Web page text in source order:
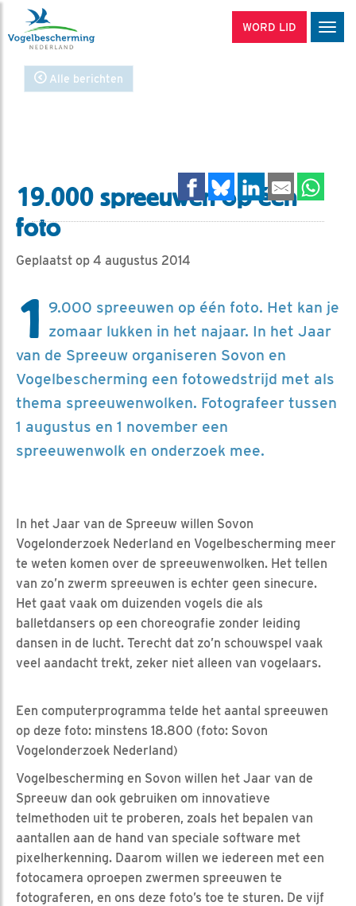
WORD LID
Alle berichten
19.000 spreeuwen op één
foto
Geplaatst op 4 augustus 2014
1 9.000 spreeuwen op één foto. Het kan je
zomaar lukken in het najaar. In het Jaar
van de Spreeuw organiseren Sovon en
Vogelbescherming een fotowedstrijd met als
thema spreeuwenwolken. Fotografeer tussen
1 augustus en 1 november een
spreeuwenwolk en onderzoek mee.
In het Jaar van de Spreeuw willen Sovon
Vogelonderzoek Nederland en Vogelbescherming meer
te weten komen over de spreeuwenwolken. Het tellen
van zo’n zwerm spreeuwen is echter geen sinecure.
Het gaat vaak om duizenden vogels die als
balletdansers op een choreografie zonder leiding
dansen in de lucht. Terecht dat zo’n schouwspel vaak
veel aandacht trekt, zeker niet alleen van vogelaars.
Een computerprogramma telde het aantal spreeuwen
op deze foto: minstens 18.800 (foto: Sovon
Vogelonderzoek Nederland)
Vogelbescherming en Sovon willen het Jaar van de
Spreeuw dan ook gebruiken om innovatieve
telmethoden uit te proberen, zoals het bepalen van
aantallen aan de hand van speciale software met
pixelherkenning. Daarom willen we iedereen met een
fotocamera oproepen zwermen spreeuwen te
fotograferen, en ons deze foto’s toe te sturen. De vijf